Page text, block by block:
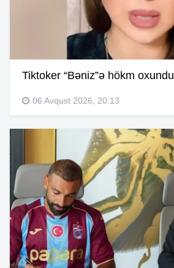
Tiktoker “Bəniz”ə hökm oxundu
06 Avqust 2026, 20:13